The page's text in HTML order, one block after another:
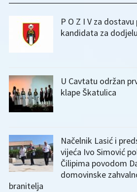
P O Z I V za
kandidata za
U Cavtatu održan
klape Škatulica
Načelnik Lasić i
vijeća Ivo Simović
Čilipima povodom
domovinske
branitelja